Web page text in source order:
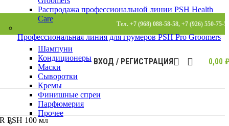
Тел. +7 (968) 088-58-58, +7 (926) 550-75-
ВХОД / РЕГИСТРАЦИЯ 0,00
Распродажа профессиональной линии PSH Health
Care
Профессиональная линия для грумеров PSH Pro Groomers
Шампуни
Кондиционеры
Маски
Сыворотки
Кремы
Финишные спреи
Парфюмерия
Прочее
PSH 100 мл